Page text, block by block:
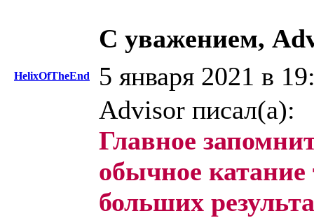
С уважением,
HelixOfTheEnd 5 января 2021 в
Advisor писал(а):
Главное
обычное
больших